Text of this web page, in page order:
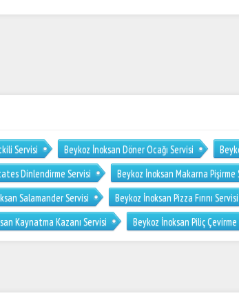
Servisi Beykoz İnoksan Döner Ocağı Servisi
Dinlendirme Servisi Beykoz İnoksan Makarna Pişirme
Salamander Servisi Beykoz İnoksan Pizza Fırını Servisi
Kaynatma Kazanı Servisi Beykoz İnoksan Piliç